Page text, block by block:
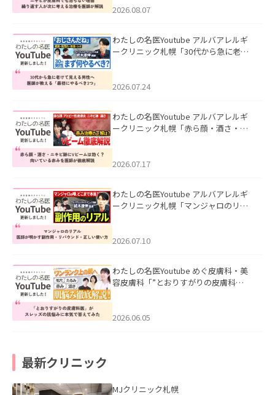
ました。
2026.08.07
わたしの名医Youtube アルバアレルギ
ークリニック札幌「30代から急に老け
た。
2026.07.24
わたしの名医Youtube アルバアレルギ
ークリニック札幌「赤ら顔・酒さ・ニ
した。
2026.07.17
わたしの名医Youtube アルバアレルギ
ークリニック札幌「マンジャロのリア
た。
2026.07.10
わたしの名医Youtube めぐ皮膚科・美
容皮膚科「”とおりすがりの皮膚科
2026.06.05
最新クリニック
MJクリニック札幌